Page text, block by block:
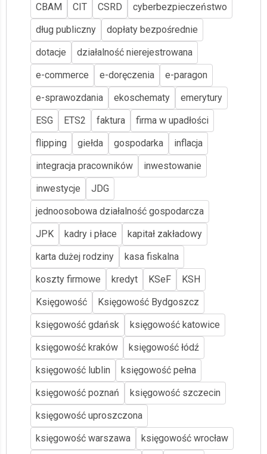
CBAM
CIT CSRD
cyberbezpieczeństwo
dług publiczny
dopłaty bezpośrednie
dotacje
działalność nierejestrowana
e-commerce
e-doręczenia
e-paragon
e-sprawozdania
ekoschematy
emerytury
ESG
ETS2 faktura
firma w upadłości
flipping
giełda gospodarka
inflacja
integracja pracowników
inwestowanie
inwestycje
JDG
jednoosobowa działalność gospodarcza
JPK
kadry i płace
kapitał zakładowy
karta dużej rodziny
kasa fiskalna
koszty firmowe
kredyt KSeF
KSH
Księgowość
Księgowość Bydgoszcz
księgowość gdańsk
księgowość katowice
księgowość kraków
księgowość łódź
księgowość lublin
księgowość pełna
księgowość poznań
księgowość szczecin
księgowość uproszczona
księgowość warszawa
księgowość wrocław